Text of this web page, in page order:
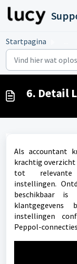
Startpagina
6. Detail
Als accountant
krachtig
tot relevante
instellingen.
beschikbaar
instellingen
Peppol-